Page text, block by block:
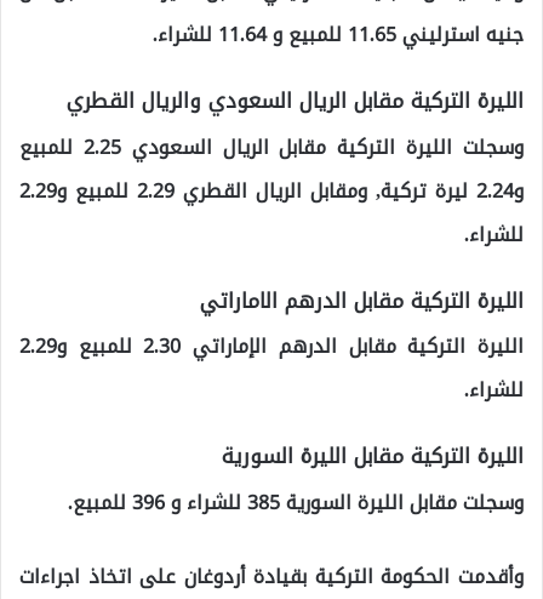
جنيه استرليني 11.65 للمبيع و 11.64 للشراء.
الليرة التركية مقابل الريال السعودي والريال القطري
وسجلت الليرة التركية مقابل الريال السعودي 2.25 للمبيع
و2.24 ليرة تركية, ومقابل الريال القطري 2.29 للمبيع و2.29
للشراء.
الليرة التركية مقابل الدرهم الاماراتي
الليرة التركية مقابل الدرهم الإماراتي 2.30 للمبيع و2.29
للشراء.
الليرة التركية مقابل الليرة السورية
وسجلت مقابل الليرة السورية 385 للشراء و 396 للمبيع.
وأقدمت الحكومة التركية بقيادة أردوغان على اتخاذ اجراءات